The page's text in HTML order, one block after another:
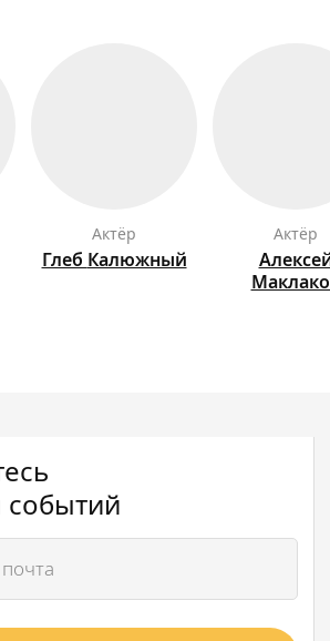
актёр
Глеб Калюжный
актёр
событий